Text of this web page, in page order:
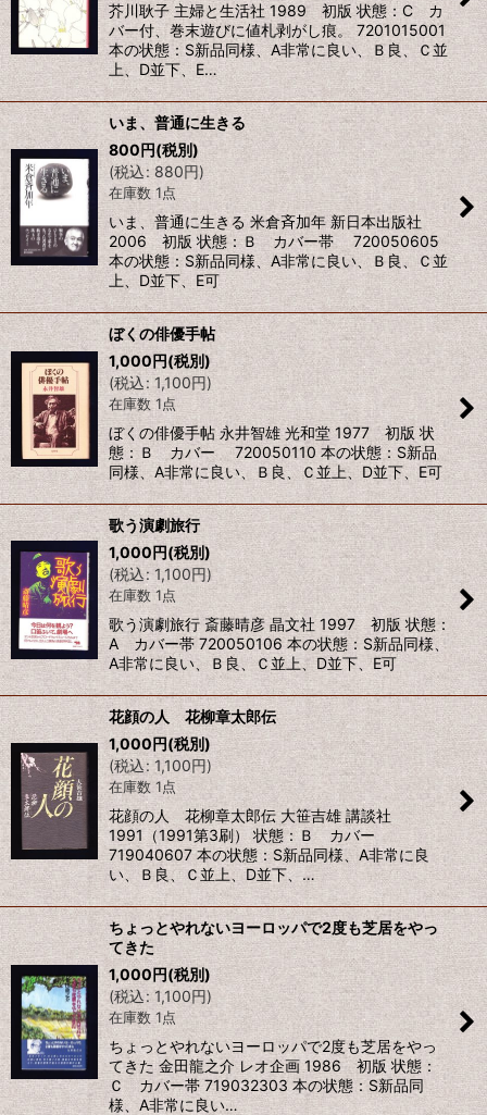
芥川耿子 主婦と生活社 1989 初版 状態：C カ
バー付、巻末遊びに値札剥がし痕。 7201015001
本の状態：S新品同様、A非常に良い、Ｂ良、Ｃ並
上、D並下、E…
いま、普通に生きる
800円(税別)
(税込: 880円)
在庫数 1点
いま、普通に生きる 米倉斉加年 新日本出版社
2006 初版 状態：Ｂ カバー帯 720050605
本の状態：S新品同様、A非常に良い、Ｂ良、Ｃ並
上、D並下、E可
ぼくの俳優手帖
1,000円(税別)
(税込: 1,100円)
在庫数 1点
ぼくの俳優手帖 永井智雄 光和堂 1977 初版 状
態：Ｂ カバー 720050110 本の状態：S新品
同様、A非常に良い、Ｂ良、Ｃ並上、D並下、E可
歌う演劇旅行
1,000円(税別)
(税込: 1,100円)
在庫数 1点
歌う演劇旅行 斎藤晴彦 晶文社 1997 初版 状態：
A カバー帯 720050106 本の状態：S新品同様、
A非常に良い、Ｂ良、Ｃ並上、D並下、E可
花顔の人 花柳章太郎伝
1,000円(税別)
(税込: 1,100円)
在庫数 1点
花顔の人 花柳章太郎伝 大笹吉雄 講談社
1991（1991第3刷） 状態：Ｂ カバー
719040607 本の状態：S新品同様、A非常に良
い、Ｂ良、Ｃ並上、D並下、…
ちょっとやれないヨーロッパで2度も芝居をやっ
てきた
1,000円(税別)
(税込: 1,100円)
在庫数 1点
ちょっとやれないヨーロッパで2度も芝居をやっ
てきた 金田龍之介 レオ企画 1986 初版 状態：
Ｃ カバー帯 719032303 本の状態：S新品同
様、A非常に良い…